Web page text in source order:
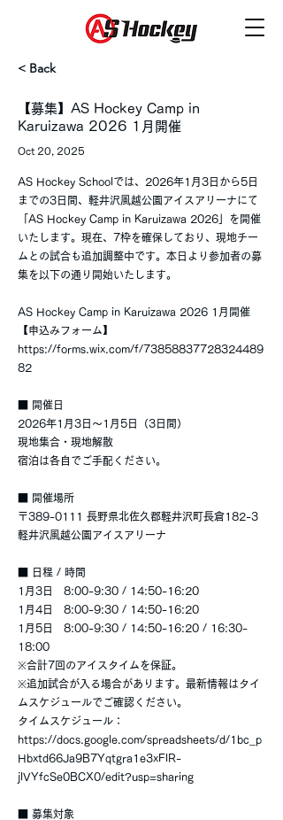
< Back
【募集】AS Hockey Camp in
Karuizawa 2026 1月開催
Oct 20, 2025
AS Hockey Schoolでは、2026年1月3日から5日
までの3日間、軽井沢風越公園アイスアリーナにて
「AS Hockey Camp in Karuizawa 2026」を開催
いたします。現在、7枠を確保しており、現地チー
ムとの試合も追加調整中です。本日より参加者の募
集を以下の通り開始いたします。
AS Hockey Camp in Karuizawa 2026 1月開催
【申込みフォーム】
https://forms.wix.com/f/73858837728324489
82
■ 開催日
2026年1月3日〜1月5日（3日間）
現地集合・現地解散
宿泊は各自でご手配ください。
■ 開催場所
〒389-0111 長野県北佐久郡軽井沢町長倉182-3
軽井沢風越公園アイスアリーナ
■ 日程 / 時間
1月3日 8:00-9:30 / 14:50-16:20
1月4日 8:00-9:30 / 14:50-16:20
1月5日 8:00-9:30 / 14:50-16:20 / 16:30-
18:00
※合計7回のアイスタイムを保証。
※追加試合が入る場合があります。最新情報はタイ
ムスケジュールでご確認ください。
タイムスケジュール：
https://docs.google.com/spreadsheets/d/1bc_p
Hbxtd66Ja9B7Yqtgra1e3xFlR-
jlVYfcSe0BCX0/edit?usp=sharing
■ 募集対象